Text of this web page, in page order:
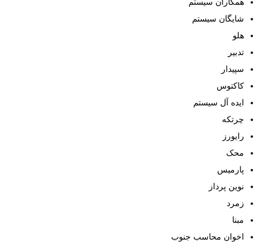
همکاران سیستم
شایگان سیستم
هلو
تدبیر
سپیدار
کاکتوس
ایده آل سیستم
چرتکه
رایورز
محک
پارمیس
نوین پرداز
زمرد
مبنا
اخوان محاسب جنوب